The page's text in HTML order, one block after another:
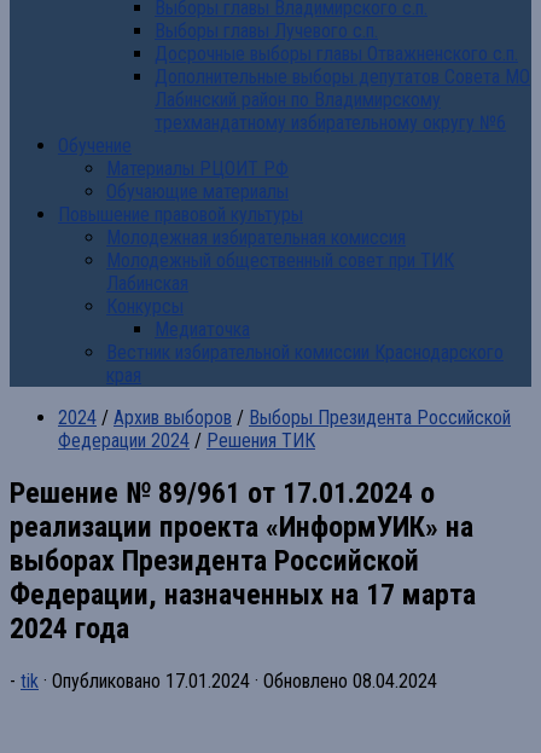
Выборы главы Владимирского с.п.
Выборы главы Лучевого с.п.
Досрочные выборы главы Отважненского с.п.
Дополнительные выборы депутатов Совета МО
Лабинский район по Владимирскому
трехмандатному избирательному округу №6
Обучение
Материалы РЦОИТ РФ
Обучающие материалы
Повышение правовой культуры
Молодежная избирательная комиссия
Молодежный общественный совет при ТИК
Лабинская
Конкурсы
Медиаточка
Вестник избирательной комиссии Краснодарского
края
2024 / Архив выборов / Выборы Президента Российской
Федерации 2024 / Решения ТИК
Решение № 89/961 от 17.01.2024 о
реализации проекта «ИнформУИК» на
выборах Президента Российской
Федерации, назначенных на 17 марта
2024 года
- tik · Опубликовано 17.01.2024 · Обновлено 08.04.2024